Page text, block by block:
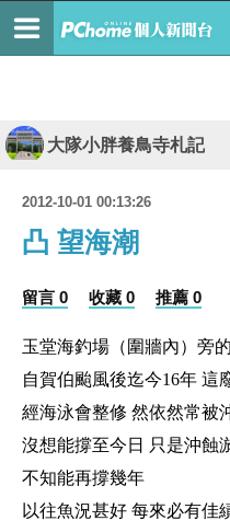
大隊小胖養鳥寺札記
2012-10-01 00:13:26
凸 望海潮
留言 0 收藏 0 推薦 0
玉堂海釣場 （ 圍牆內） 旁
自賀伯颱風後迄今16年 這
經海泳會整修 然依然常被
沒想能撐至今日 只是沖蝕
不知能再撐幾年
以往魚況甚好 每來必有佳